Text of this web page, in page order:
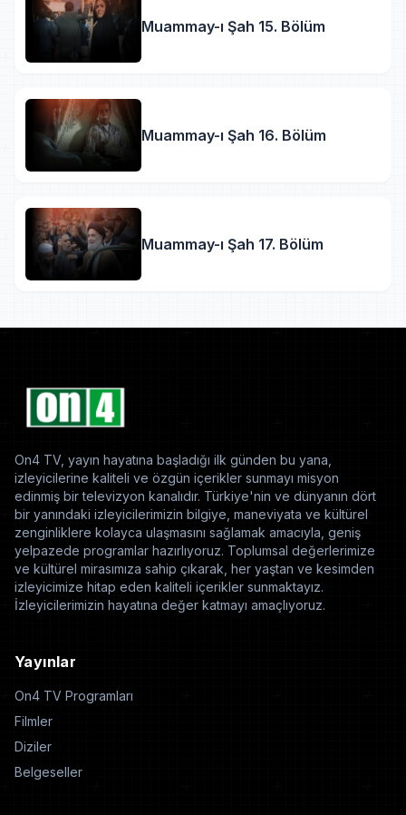
Muammay-ı Şah 15. Bölüm
Muammay-ı Şah 16. Bölüm
Muammay-ı Şah 17. Bölüm
On4 TV, yayın hayatına başladığı ilk günden bu yana,
izleyicilerine kaliteli ve özgün içerikler sunmayı misyon
edinmiş bir televizyon kanalıdır. Türkiye'nin ve dünyanın dört
bir yanındaki izleyicilerimizin bilgiye, maneviyata ve kültürel
zenginliklere kolayca ulaşmasını sağlamak amacıyla, geniş
yelpazede programlar hazırlıyoruz. Toplumsal değerlerimize
ve kültürel mirasımıza sahip çıkarak, her yaştan ve kesimden
izleyicimize hitap eden kaliteli içerikler sunmaktayız.
İzleyicilerimizin hayatına değer katmayı amaçlıyoruz.
Yayınlar
On4 TV Programları
Filmler
Diziler
Belgeseller